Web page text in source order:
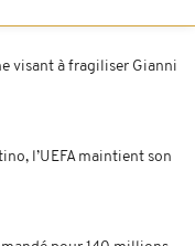
visant à fragiliser Gianni
l’UEFA maintient son